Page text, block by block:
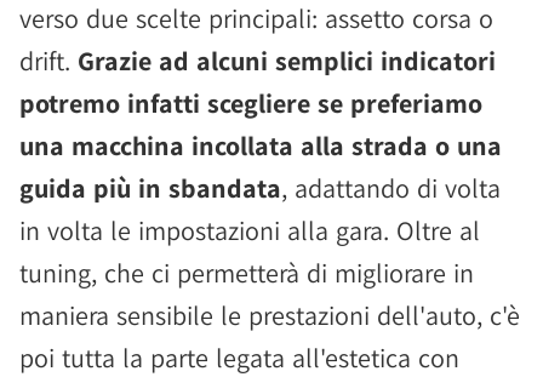
verso due scelte principali: assetto corsa o
drift. Grazie ad alcuni semplici indicatori
potremo infatti scegliere se preferiamo
una macchina incollata alla strada o una
guida più in sbandata, adattando di volta
in volta le impostazioni alla gara. Oltre al
tuning, che ci permetterà di migliorare in
maniera sensibile le prestazioni dell'auto, c'è
poi tutta la parte legata all'estetica con